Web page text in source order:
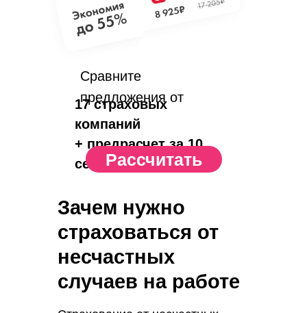
Сравните
предложения от
17 страховых
компаний
+ предрасчет за 10
сек.
Рассчитать
Зачем нужно
страховаться от
несчастных
случаев на работе